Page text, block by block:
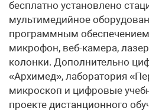
бесплатно установлено
мультимедийное
программным
микрофон, веб-камера,
колонки. Дополнительно
«Архимед», лаборатория
микроскоп и цифровые
проекте дистанционного